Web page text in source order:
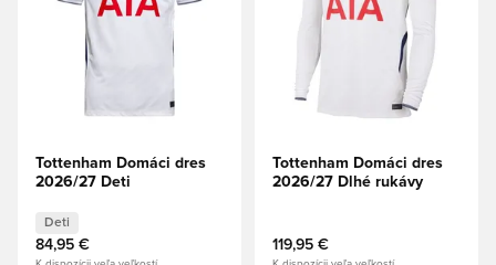
Tottenham Domáci dres
2026/27 Deti
Deti
84,95 €
Tottenham Domáci dres
2026/27 Dlhé rukávy
119,95 €